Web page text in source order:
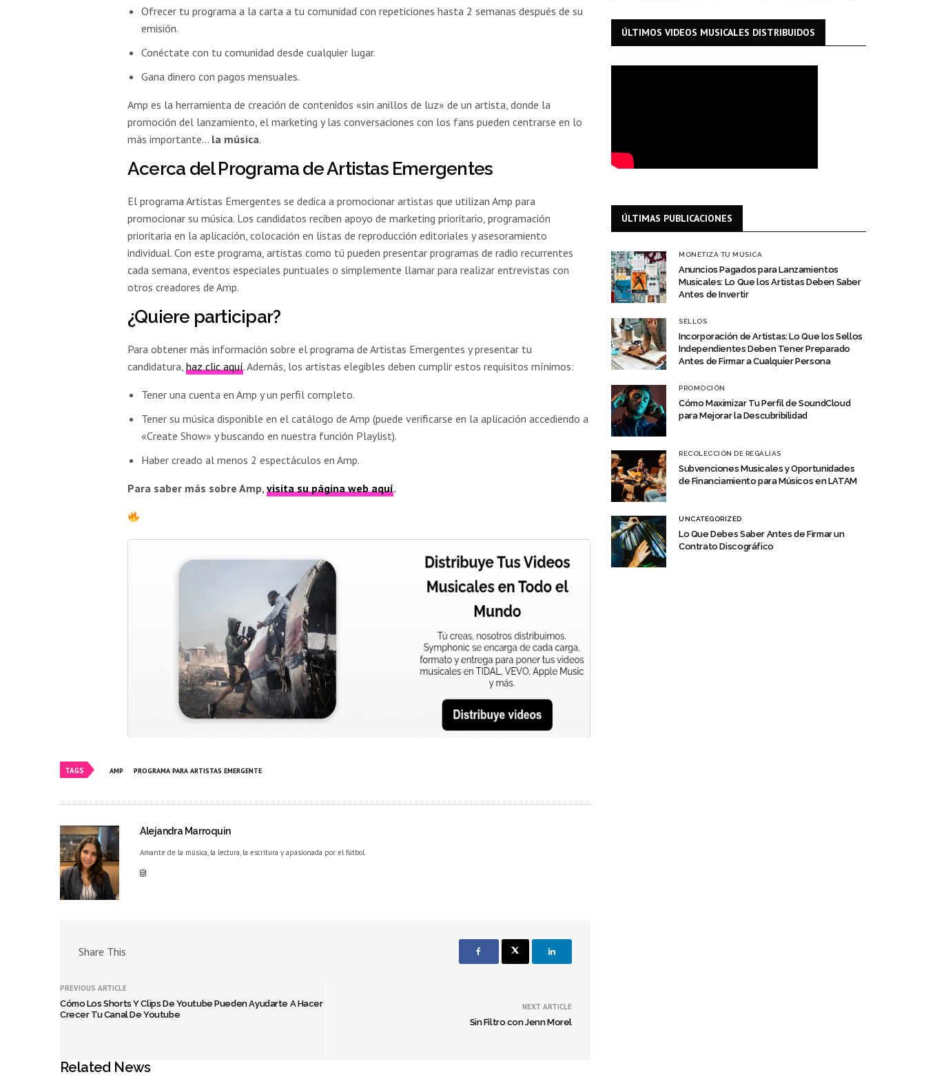
Ofrecer tu programa a la carta a tu comunidad con repeticiones hasta 2 semanas después de su
emisión.
Conéctate con tu comunidad desde cualquier lugar.
Gana dinero con pagos mensuales.
Amp es la herramienta de creación de contenidos «sin anillos de luz» de un artista, donde la
promoción del lanzamiento, el marketing y las conversaciones con los fans pueden centrarse en lo
más importante… la música.
Acerca del Programa de Artistas Emergentes
El programa Artistas Emergentes se dedica a promocionar artistas que utilizan Amp para
promocionar su música. Los candidatos reciben apoyo de marketing prioritario, programación
prioritaria en la aplicación, colocación en listas de reproducción editoriales y asesoramiento
individual. Con este programa, artistas como tú pueden presentar programas de radio recurrentes
cada semana, eventos especiales puntuales o simplemente llamar para realizar entrevistas con
otros creadores de Amp.
¿Quiere participar?
Para obtener más información sobre el programa de Artistas Emergentes y presentar tu
candidatura,haz clic aquí. Además, los artistas elegibles deben cumplir estos requisitos mínimos:
Tener una cuenta en Amp y un perfil completo.
Tener su música disponible en el catálogo de Amp (puede verificarse en la aplicación accediendo a
«Create Show» y buscando en nuestra función Playlist).
Haber creado al menos 2 espectáculos en Amp.
Para saber más sobre Amp,visita su página web aquí.
TAGS AMP PROGRAMA PARA ARTISTAS EMERGENTE
Alejandra Marroquin
Amante de la música, la lectura, la escritura y apasionada por el fútbol.
Share This
PREVIOUS ARTICLE
Cómo Los Shorts Y Clips De Youtube Pueden Ayudarte A Hacer
Crecer Tu Canal De Youtube
NEXT ARTICLE
Sin Filtro con Jenn Morel
ÚLTIMOS VIDEOS MUSICALES DISTRIBUIDOS
ÚLTIMAS PUBLICACIONES
MONETIZA TU MÚSICA
Anuncios Pagados para Lanzamientos
Musicales: Lo Que los Artistas Deben Saber
Antes de Invertir
SELLOS
Incorporación de Artistas: Lo Que los Sellos
Independientes Deben Tener Preparado
Antes de Firmar a Cualquier Persona
PROMOCIÓN
Cómo Maximizar Tu Perfil de SoundCloud
para Mejorar la Descubribilidad
RECOLECCIÓN DE REGALÍAS
Subvenciones Musicales y Oportunidades
de Financiamiento para Músicos en LATAM
UNCATEGORIZED
Lo Que Debes Saber Antes de Firmar un
Contrato Discográfico
Related News